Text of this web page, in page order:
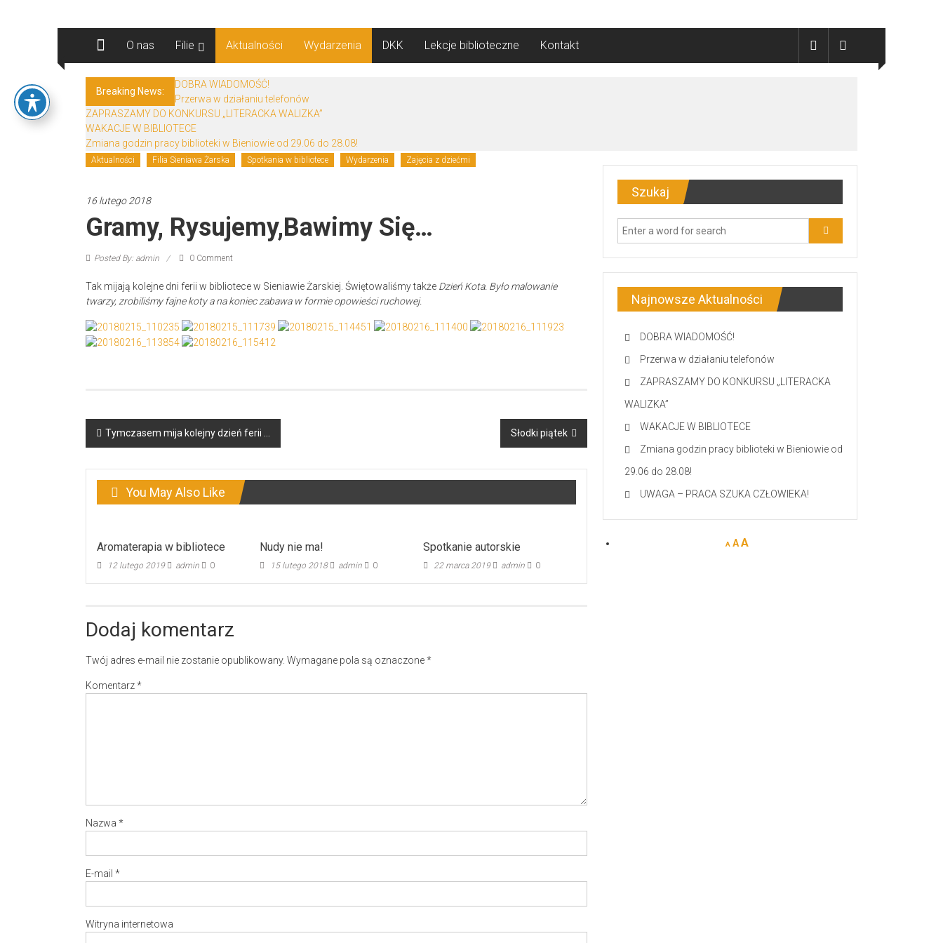
Biblioteki
Gminy
Żary
Biblioteki
Gminy
Żary
to
mieszczący
się
Powiecie
O nas Filie Aktualności Wydarzenia DKK Lekcje biblioteczne Kontakt
Breaking News:
DOBRA WIADOMOŚĆ!
Przerwa w działaniu telefonów
ZAPRASZAMY DO KONKURSU „LITERACKA WALIZKA”
WAKACJE W BIBLIOTECE
Zmiana godzin pracy biblioteki w Bieniowie od 29.06 do 28.08!
Aktualności Filia Sieniawa Żarska Spotkania w bibliotece Wydarzenia Zajęcia z dziećmi
16 lutego 2018
Gramy, Rysujemy,bawimy Się…
Posted By: admin 0 Comment
Tak mijają kolejne dni ferii w bibliotece w Sieniawie Żarskiej. Świętowaliśmy także Dzień Kota. Było malowanie
twarzy, zrobiliśmy fajne koty a na koniec zabawa w formie opowieści ruchowej.
Post
navigation
Tymczasem mija kolejny dzień ferii … Słodki piątek
You May Also Like
Aromaterapia w bibliotece
12 lutego 2019 admin 0
Nudy nie ma!
15 lutego 2018 admin 0
Spotkanie autorskie
22 marca 2019 admin 0
Dodaj komentarz
Twój adres e-mail nie zostanie opublikowany. Wymagane pola są oznaczone*
Komentarz*
Nazwa *
E-mail *
Witryna internetowa
Szukaj
Najnowsze Aktualności
DOBRA WIADOMOŚĆ!
Przerwa w działaniu telefonów
ZAPRASZAMY DO KONKURSU „LITERACKA
WALIZKA”
WAKACJE W BIBLIOTECE
Zmiana godzin pracy biblioteki w Bieniowie od
29.06 do 28.08!
UWAGA – PRACA SZUKA CZŁOWIEKA!
A AA